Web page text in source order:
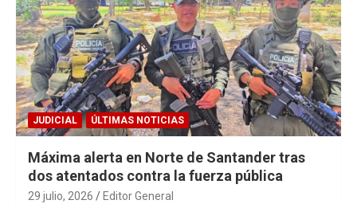
JUDICIAL ÚLTIMAS NOTICIAS
Máxima alerta en Norte de Santander tras
dos atentados contra la fuerza pública
29 julio, 2026 Editor General